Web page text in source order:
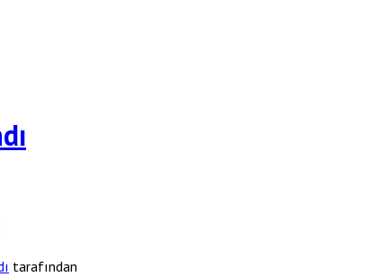
tarafından